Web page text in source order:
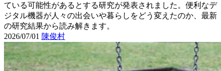
ている可能性があるとする研究が発表されました。便利なデ
ジタル機器が人々の出会いや暮らしをどう変えたのか、最新
の研究結果から読み解きます。
2026/07/01 陳俊村